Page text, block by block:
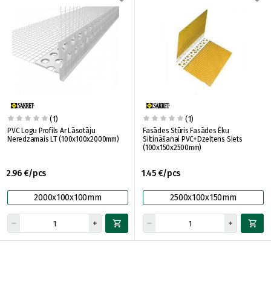
(1)
PVC Logu Profils Ar Lāsotāju
Neredzamais LT (100x100x2000mm)
2.96 €/pcs
2000x100x100mm
(1)
Fasādes Stūris Fasādes Ēku
Siltināšanai PVC+Dzeltens Siets
(100x150x2500mm)
1.45 €/pcs
2500x100x150mm